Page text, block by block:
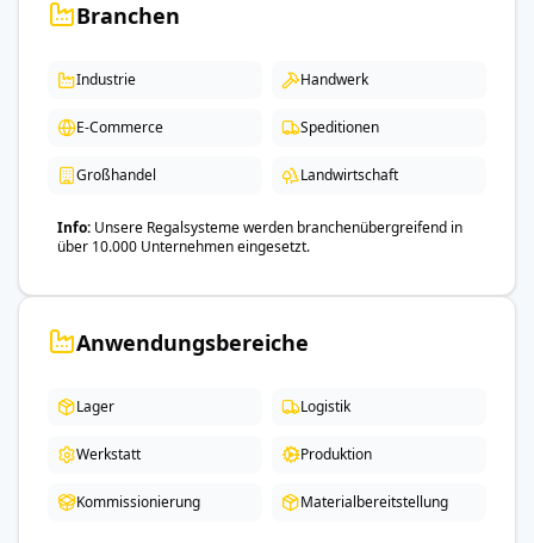
Branchen
Industrie Handwerk
E-Commerce Speditionen
Großhandel Landwirtschaft
Info Unsere Regalsysteme werden branchenübergreifend in
über 10.000 Unternehmen eingesetzt.
Anwendungsbereiche
Lager Logistik
Werkstatt Produktion
Kommissionierung Materialbereitstellung